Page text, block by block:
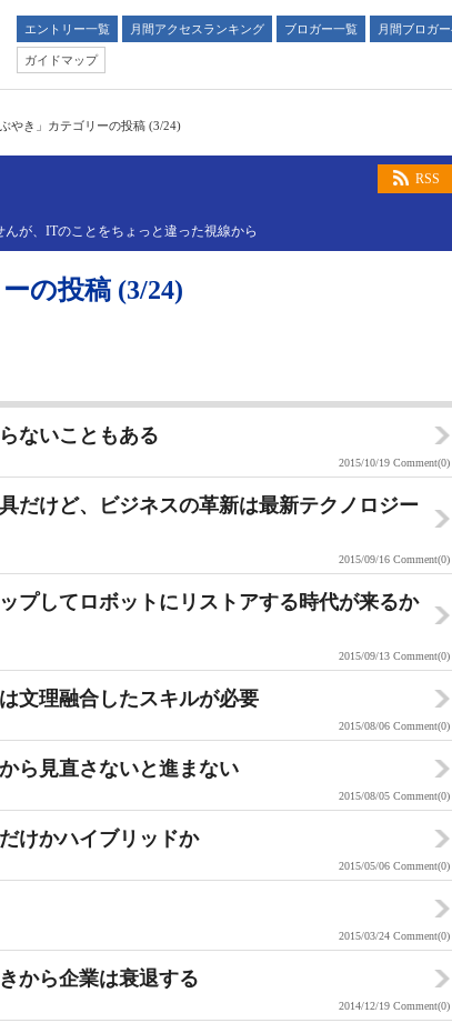
エントリー一覧 月間アクセスランキング ブロガー一覧
月間ブロガ
ガイドマップ
ぶやき」カテゴリーの投稿 (3/24)
RSS
が、ITのことをちょっと違った視線から
の投稿 (3/24)
ないこともある
2015/10/19 Comment(0)
だけど、ビジネスの革新は最新テクノロジー
2015/09/16 Comment(0)
プしてロボットにリストアする時代が来るか
2015/09/13 Comment(0)
文理融合したスキルが必要
2015/08/06 Comment(0)
ら見直さないと進まない
2015/08/05 Comment(0)
けかハイブリッドか
2015/05/06 Comment(0)
2015/03/24 Comment(0)
から企業は衰退する
2014/12/19 Comment(0)